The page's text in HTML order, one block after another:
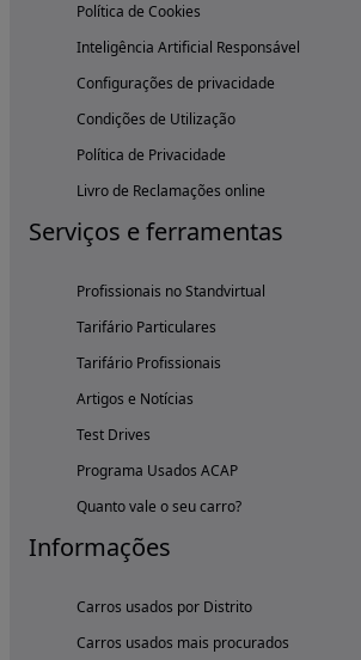
Política de Cookies
Inteligência Artificial Responsável
Configurações de privacidade
Condições de Utilização
Política de Privacidade
Livro de Reclamações online
Serviços e ferramentas
Profissionais no Standvirtual
Tarifário Particulares
Tarifário Profissionais
Artigos e Notícias
Test Drives
Programa Usados ACAP
Quanto vale o seu carro?
Informações
Carros usados por Distrito
Carros usados mais procurados